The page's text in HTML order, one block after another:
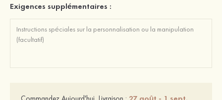
Exigences supplémentaires :